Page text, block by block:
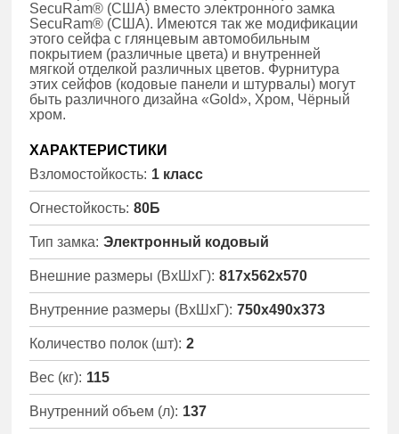
SecuRam® (США) вместо электронного замка
SecuRam® (США). Имеются так же модификации
этого сейфа с глянцевым автомобильным
покрытием (различные цвета) и внутренней
мягкой отделкой различных цветов. Фурнитура
этих сейфов (кодовые панели и штурвалы) могут
быть различного дизайна «Gold», Хром, Чёрный
хром.
ХАРАКТЕРИСТИКИ
Взломостойкость: 1 класс
Огнестойкость: 80Б
Тип замка: Электронный кодовый
Внешние размеры (ВхШхГ): 817x562x570
Внутренние размеры (ВхШхГ): 750x490x373
Количество полок (шт): 2
Вес (кг): 115
Внутренний объем (л): 137